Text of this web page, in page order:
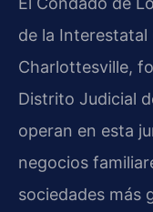
de la
Charlottesville,
Distrito Judicial
operan en esta
negocios
sociedades más